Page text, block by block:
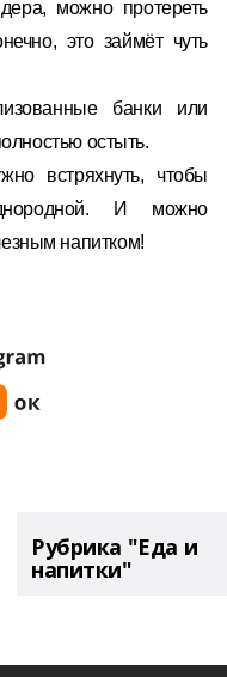
можно протереть
это займёт чуть
банки или
остыть.
встряхнуть, чтобы
И можно
напитком!
Рубрика "Еда и
напитки"